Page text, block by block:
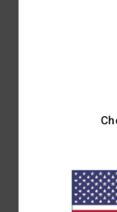
Camiseta de
Gráfico:
Etiqueta de